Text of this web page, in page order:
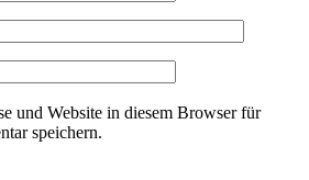
und Website in diesem Browser für
speichern.